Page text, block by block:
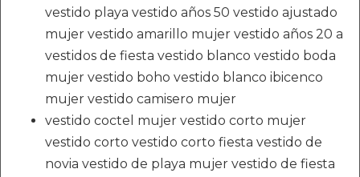
vestido playa vestido años 50 vestido ajustado
mujer vestido amarillo mujer vestido años 20 a
vestidos de fiesta vestido blanco vestido boda
mujer vestido boho vestido blanco ibicenco
mujer vestido camisero mujer
vestido coctel mujer vestido corto mujer
vestido corto vestido corto fiesta vestido de
novia vestido de playa mujer vestido de fiesta